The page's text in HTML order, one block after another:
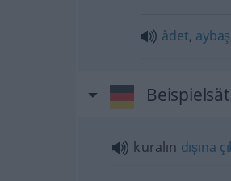
âdet,
kuralın dışına